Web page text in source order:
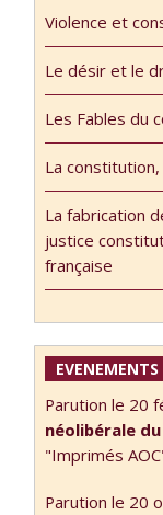
Elodie
Léonard
Tala,
Marie-
est un
une
Violence et
Le désir et le
Les Fables du
La
La fabrication
justice
française
Parution le 20
néolibérale
"Imprimés
Parution le 20